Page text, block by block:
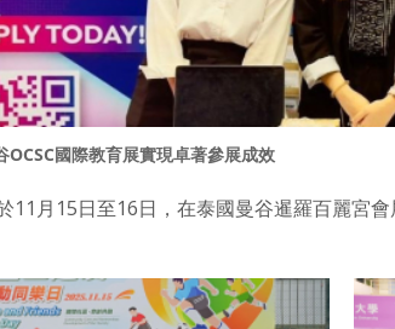
國際教育展實現卓著參展成效
11月15日至16日，在泰國曼谷暹羅百麗宮